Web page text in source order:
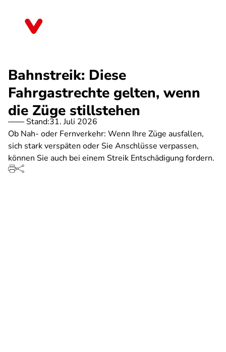
Bahnstreik: Diese
Fahrgastrechte gelten, wenn
die Züge stillstehen
Stand:31. Juli 2026
Ob Nah- oder Fernverkehr: Wenn Ihre Züge ausfallen,
sich stark verspäten oder Sie Anschlüsse verpassen,
können Sie auch bei einem Streik Entschädigung fordern.